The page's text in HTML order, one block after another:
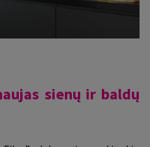
sienų ir baldų